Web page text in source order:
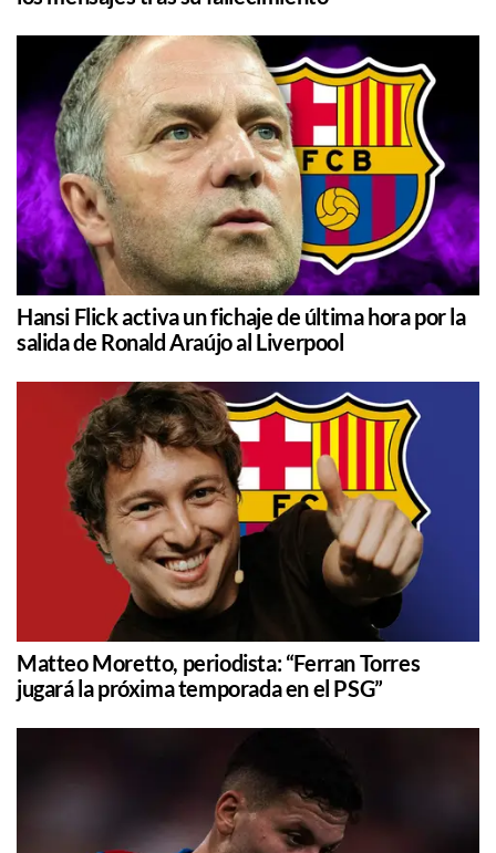
Hansi Flick activa un fichaje de última hora por la
salida de Ronald Araújo al Liverpool
Matteo Moretto, periodista: “Ferran Torres
jugará la próxima temporada en el PSG”